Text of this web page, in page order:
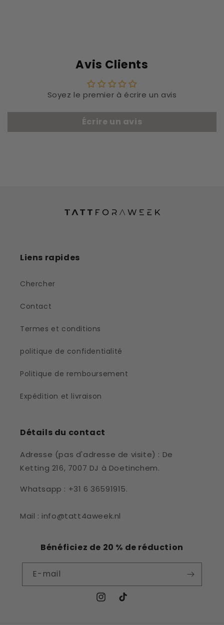
Avis Clients
Soyez le premier à écrire un avis
Écrire un avis
Liens rapides
Chercher
Contact
Termes et conditions
politique de confidentialité
Politique de remboursement
Expédition et livraison
Détails du contact
Adresse (pas d'adresse de visite) : De
Ketting 216, 7007 DJ à Doetinchem.
Whatsapp : +31 6 36591915.
Mail : info@tatt4aweek.nl
Bénéficiez de 20 % de réduction
E-mail
Instagram
TikTok